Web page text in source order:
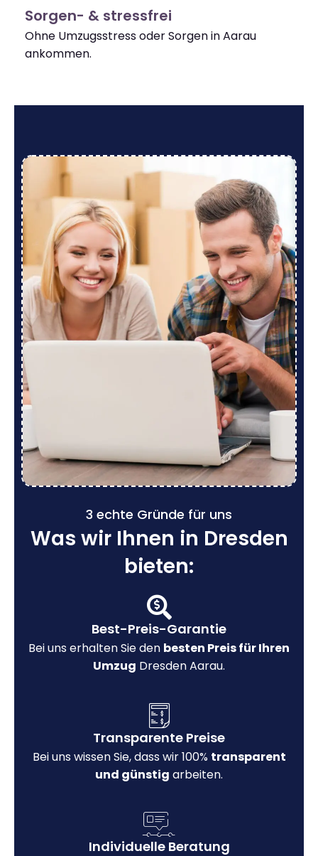
Sorgen- & stressfrei
Ohne Umzugsstress oder Sorgen in Aarau
ankommen.
3 echte Gründe für uns
Was wir Ihnen in Dresden
bieten:
Best-Preis-Garantie
Bei uns erhalten Sie den besten Preis für Ihren
Umzug Dresden Aarau.
Transparente Preise
Bei uns wissen Sie, dass wir 100% transparent
und günstig arbeiten.
Individuelle Beratung